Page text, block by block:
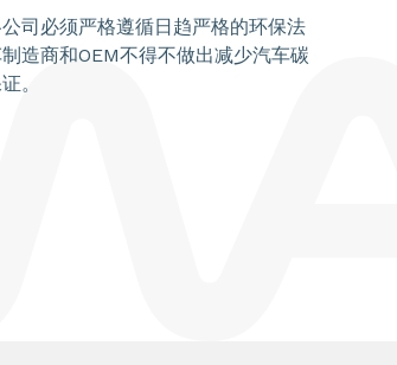
司必须严格遵循日趋严格的环保法
造商和OEM不得不做出减少汽车碳
。